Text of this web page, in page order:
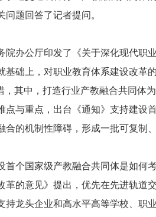
题回答了记者提问。
院办公厅印发了《关于深化现代职
础上，对职业教育体系建设改革
其中，打造行业产教融合共同体
与重点，出台《通知》支持建设
的机制性障碍，形成一批可复制
首个国家级产教融合共同体是如何
革的意见》提出，优先在先进轨道
龙头企业和高水平高等学校、职